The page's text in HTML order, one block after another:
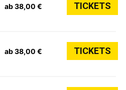
ab 38,00 € TICKETS
ab 38,00 € TICKETS